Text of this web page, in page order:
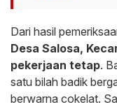
Dari hasil
Desa Salosa,
pekerjaan tetap.
satu bilah badik
berwarna cokelat.